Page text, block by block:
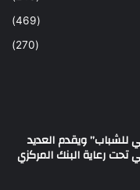
(469)
(270)
للشباب” ويقدم العديد
رعاية البنك المركزي